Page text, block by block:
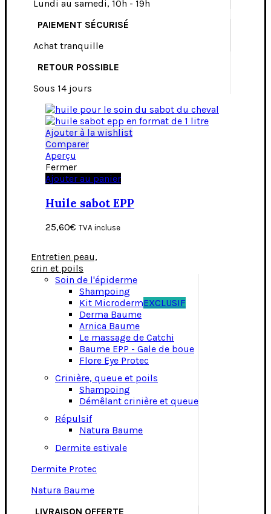
Lundi au samedi, 10h - 19h
PAIEMENT SÉCURISÉ
Achat tranquille
RETOUR POSSIBLE
Sous 14 jours
Ajouter à la wishlist
Comparer
Aperçu
Fermer
Ajouter au panier
Huile sabot EPP
25,60€ TVA incluse
Entretien peau,
crin et poils
Soin de l'épiderme
Shampoing
Kit MicrodermEXCLUSIF
Derma Baume
Arnica Baume
Le massage de Catchi
Baume EPP - Gale de boue
Flore Eye Protec
Crinière, queue et poils
Shampoing
Démêlant crinière et queue
Répulsif
Natura Baume
Dermite estivale
Dermite Protec
Natura Baume
LIVRAISON OFFERTE